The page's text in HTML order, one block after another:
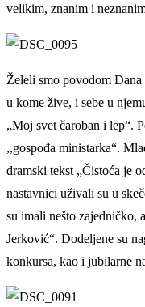
velikim, znanim i
Želeli smo povodom
u kome žive, i sebe u
„Moj svet čaroban i lep“.
,,gospođa ministarka“.
dramski tekst „Čistoća je
nastavnici uživali su u
su imali nešto zajedničko,
Jerković“. Dodeljene su
konkursa, kao i jubilarne